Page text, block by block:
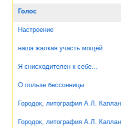
Голос
Настроение
наша жалкая участь мощей…
Я снисходителен к себе…
О пользе бессонницы
Городок, литография А Л.
Городок, литография А.Л.